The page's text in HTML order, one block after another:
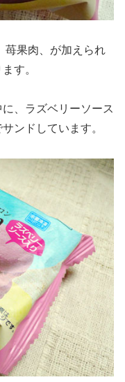
苺果肉、が加えられ
す。
、ラズベリーソース
ンドしています。